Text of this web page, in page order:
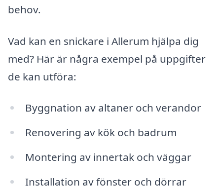
behov.
Vad kan en snickare i Allerum hjälpa dig
med? Här är några exempel på uppgifter
de kan utföra:
Byggnation av altaner och verandor
Renovering av kök och badrum
Montering av innertak och väggar
Installation av fönster och dörrar